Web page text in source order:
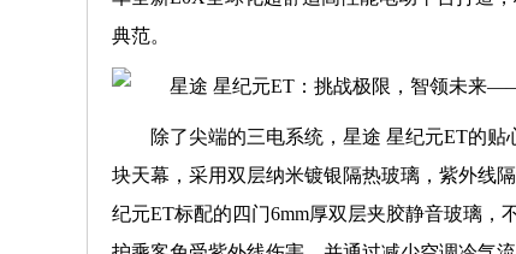
典范。
除了尖端的三电系统，星途 星纪元ET的
块天幕，采用双层纳米镀银隔热玻璃，紫外线
纪元ET标配的四门6mm厚双层夹胶静音玻璃，